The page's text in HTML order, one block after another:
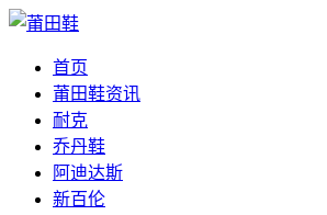
首页
莆田鞋资讯
耐克
乔丹鞋
阿迪达斯
新百伦